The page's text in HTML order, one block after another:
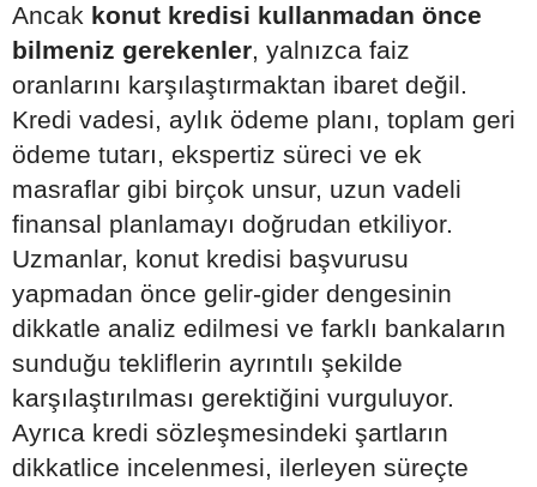
Ancak konut kredisi kullanmadan önce
bilmeniz gerekenler, yalnızca faiz
oranlarını karşılaştırmaktan ibaret değil.
Kredi vadesi, aylık ödeme planı, toplam geri
ödeme tutarı, ekspertiz süreci ve ek
masraflar gibi birçok unsur, uzun vadeli
finansal planlamayı doğrudan etkiliyor.
Uzmanlar, konut kredisi başvurusu
yapmadan önce gelir-gider dengesinin
dikkatle analiz edilmesi ve farklı bankaların
sunduğu tekliflerin ayrıntılı şekilde
karşılaştırılması gerektiğini vurguluyor.
Ayrıca kredi sözleşmesindeki şartların
dikkatlice incelenmesi, ilerleyen süreçte